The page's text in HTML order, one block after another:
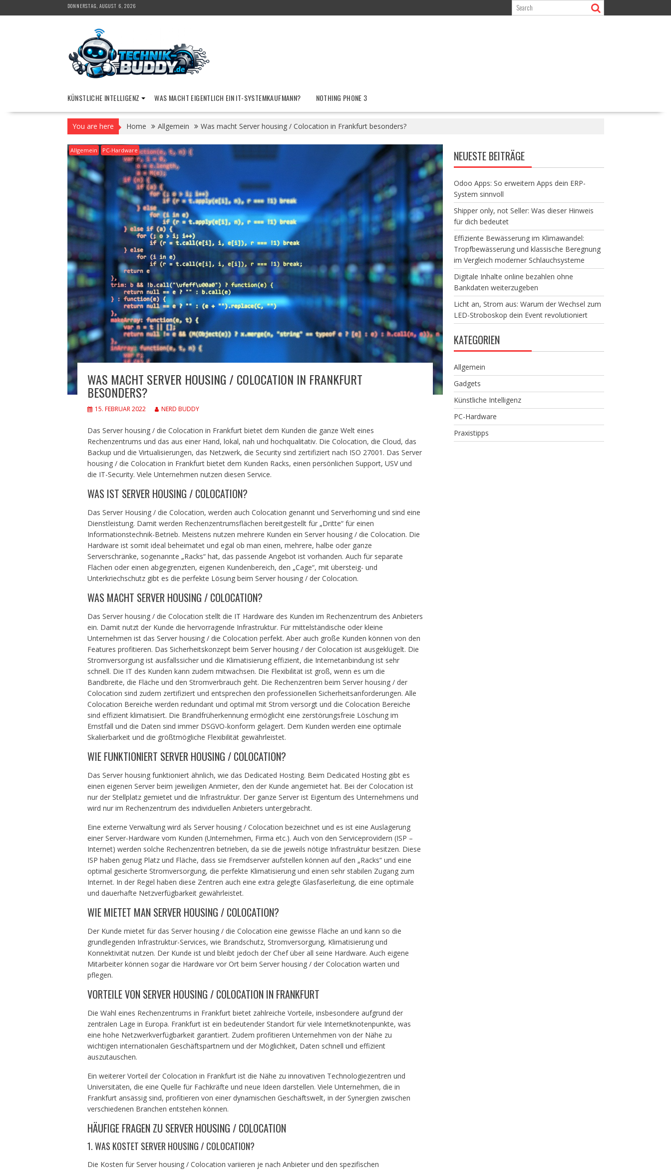
to
DONNERSTAG, AUGUST 6, 2026
KÜNSTLICHE INTELLIGENZ WAS MACHT EIGENTLICH EIN IT-SYSTEMKAUFMANN? NOTHING PHONE 3
You are here Home Allgemein Was macht Server housing / Colocation in Frankfurt besonders?
Allgemein PC-Hardware
WAS MACHT SERVER HOUSING / COLOCATION IN FRANKFURT
BESONDERS?
15. FEBRUAR 2022 NERD BUDDY
Das Server housing / die Colocation in Frankfurt bietet dem Kunden die ganze Welt eines
Rechenzentrums und das aus einer Hand, lokal, nah und hochqualitativ. Die Colocation, die Cloud, das
Backup und die Virtualisierungen, das Netzwerk, die Security sind zertifiziert nach ISO 27001. Das Server
housing / die Colocation in Frankfurt bietet dem Kunden Racks, einen persönlichen Support, USV und
die IT-Security. Viele Unternehmen nutzen diesen Service.
WAS IST SERVER HOUSING / COLOCATION?
Das Server Housing / die Colocation, werden auch Colocation genannt und Serverhoming und sind eine
Dienstleistung. Damit werden Rechenzentrumsflächen bereitgestellt für „Dritte“ für einen
Informationstechnik-Betrieb. Meistens nutzen mehrere Kunden ein Server housing / die Colocation. Die
Hardware ist somit ideal beheimatet und egal ob man einen, mehrere, halbe oder ganze
Serverschränke, sogenannte „Racks“ hat, das passende Angebot ist vorhanden. Auch für separate
Flächen oder einen abgegrenzten, eigenen Kundenbereich, den „Cage“, mit übersteig- und
Unterkriechschutz gibt es die perfekte Lösung beim Server housing / der Colocation.
WAS MACHT SERVER HOUSING / COLOCATION?
Das Server housing / die Colocation stellt die IT Hardware des Kunden im Rechenzentrum des Anbieters
ein. Damit nutzt der Kunde die hervorragende Infrastruktur. Für mittelständische oder kleine
Unternehmen ist das Server housing / die Colocation perfekt. Aber auch große Kunden können von den
Features profitieren. Das Sicherheitskonzept beim Server housing / der Colocation ist ausgeklügelt. Die
Stromversorgung ist ausfallssicher und die Klimatisierung effizient, die Internetanbindung ist sehr
schnell. Die IT des Kunden kann zudem mitwachsen. Die Flexibilität ist groß, wenn es um die
Bandbreite, die Fläche und den Stromverbrauch geht. Die Rechenzentren beim Server housing / der
Colocation sind zudem zertifiziert und entsprechen den professionellen Sicherheitsanforderungen. Alle
Colocation Bereiche werden redundant und optimal mit Strom versorgt und die Colocation Bereiche
sind effizient klimatisiert. Die Brandfrüherkennung ermöglicht eine zerstörungsfreie Löschung im
Ernstfall und die Daten sind immer DSGVO-konform gelagert. Dem Kunden werden eine optimale
Skalierbarkeit und die größtmögliche Flexibilität gewährleistet.
WIE FUNKTIONIERT SERVER HOUSING / COLOCATION?
Das Server housing funktioniert ähnlich, wie das Dedicated Hosting. Beim Dedicated Hosting gibt es
einen eigenen Server beim jeweiligen Anmieter, den der Kunde angemietet hat. Bei der Colocation ist
nur der Stellplatz gemietet und die Infrastruktur. Der ganze Server ist Eigentum des Unternehmens und
wird nur im Rechenzentrum des individuellen Anbieters untergebracht.
Eine externe Verwaltung wird als Server housing / Colocation bezeichnet und es ist eine Auslagerung
einer Server-Hardware vom Kunden (Unternehmen, Firma etc.). Auch von den Serviceprovidern (ISP –
Internet) werden solche Rechenzentren betrieben, da sie die jeweils nötige Infrastruktur besitzen. Diese
ISP haben genug Platz und Fläche, dass sie Fremdserver aufstellen können auf den „Racks“ und eine
optimal gesicherte Stromversorgung, die perfekte Klimatisierung und einen sehr stabilen Zugang zum
Internet. In der Regel haben diese Zentren auch eine extra gelegte Glasfaserleitung, die eine optimale
und dauerhafte Netzverfügbarkeit gewährleistet.
WIE MIETET MAN SERVER HOUSING / COLOCATION?
Der Kunde mietet für das Server housing / die Colocation eine gewisse Fläche an und kann so die
grundlegenden Infrastruktur-Services, wie Brandschutz, Stromversorgung, Klimatisierung und
Konnektivität nutzen. Der Kunde ist und bleibt jedoch der Chef über all seine Hardware. Auch eigene
Mitarbeiter können sogar die Hardware vor Ort beim Server housing / der Colocation warten und
pflegen.
VORTEILE VON SERVER HOUSING / COLOCATION IN FRANKFURT
Die Wahl eines Rechenzentrums in Frankfurt bietet zahlreiche Vorteile, insbesondere aufgrund der
zentralen Lage in Europa. Frankfurt ist ein bedeutender Standort für viele Internetknotenpunkte, was
eine hohe Netzwerkverfügbarkeit garantiert. Zudem profitieren Unternehmen von der Nähe zu
wichtigen internationalen Geschäftspartnern und der Möglichkeit, Daten schnell und effizient
auszutauschen.
Ein weiterer Vorteil der Colocation in Frankfurt ist die Nähe zu innovativen Technologiezentren und
Universitäten, die eine Quelle für Fachkräfte und neue Ideen darstellen. Viele Unternehmen, die in
Frankfurt ansässig sind, profitieren von einer dynamischen Geschäftswelt, in der Synergien zwischen
verschiedenen Branchen entstehen können.
HÄUFIGE FRAGEN ZU SERVER HOUSING / COLOCATION
1. WAS KOSTET SERVER HOUSING / COLOCATION?
Die Kosten für Server housing / Colocation variieren je nach Anbieter und den spezifischen
NEUESTE BEITRÄGE
Odoo Apps: So erweitern Apps dein ERP-
System sinnvoll
Shipper only, not Seller: Was dieser Hinweis
für dich bedeutet
Effiziente Bewässerung im Klimawandel:
Tropfbewässerung und klassische Beregnung
im Vergleich moderner Schlauchsysteme
Digitale Inhalte online bezahlen ohne
Bankdaten weiterzugeben
Licht an, Strom aus: Warum der Wechsel zum
LED-Stroboskop dein Event revolutioniert
KATEGORIEN
Allgemein
Gadgets
Künstliche Intelligenz
PC-Hardware
Praxistipps